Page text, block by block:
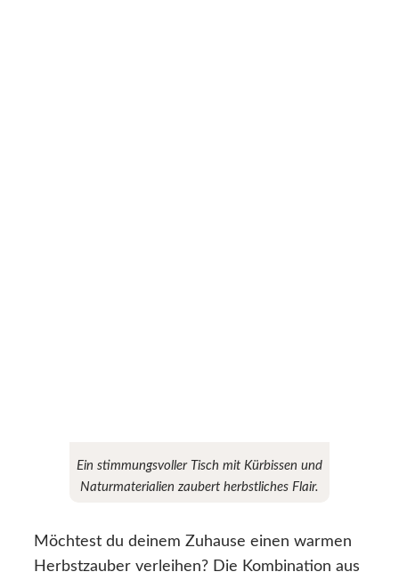
Ein stimmungsvoller Tisch mit Kürbissen und
Naturmaterialien zaubert herbstliches Flair.
Möchtest du deinem Zuhause einen warmen
Herbstzauber verleihen? Die Kombination aus